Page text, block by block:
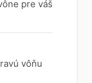
pre váš
vôňu